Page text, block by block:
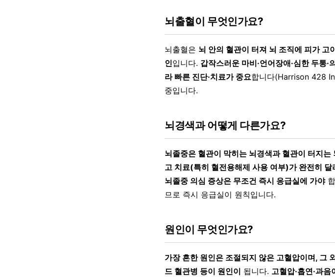
뇌출혈이 무엇인가요?
뇌출혈은 뇌 안의 혈관이 터져 뇌 조직에 피가 고
인입니다. 갑작스러운 마비·언어장애·심한 두통
라 빠른 진단·치료가 중요합니다(Harrison 428
중입니다.
뇌경색과 어떻게 다른가요?
뇌졸중은 혈관이 막히는 뇌경색과 혈관이 터지는
고 치료(특히 혈전용해제 사용 여부)가 완전히
뇌졸중 의심 증상은 무조건 즉시 응급실에 가야합
므로 즉시 응급실이 원칙입니다.
원인이 무엇인가요?
가장 흔한 원인은 조절되지 않은 고혈압이며, 그
드 혈관병 등이 원인이 됩니다. 고혈압·흡연·과